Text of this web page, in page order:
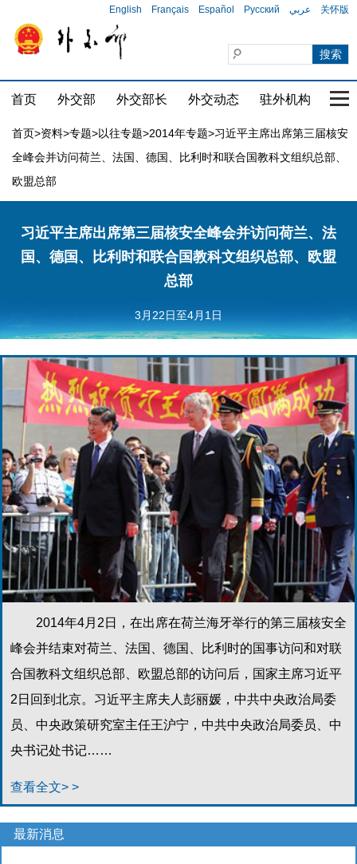
English Français Español Русский عربي 关怀版
首页 外交部 外交部长 外交动态 驻外机构 国
首页>资料>专题>以往专题>2014年专题>习近平主席出席第三届核安
全峰会并访问荷兰、法国、德国、比利时和联合国教科文组织总部、
欧盟总部
习近平主席出席第三届核安全峰会并访问荷兰、法
国、德国、比利时和联合国教科文组织总部、欧盟
总部
3月22日至4月1日
2014年4月2日，在出席在荷兰海牙举行的第三届核安全
峰会并结束对荷兰、法国、德国、比利时的国事访问和对联
合国教科文组织总部、欧盟总部的访问后，国家主席习近平
2日回到北京。习近平主席夫人彭丽媛，中共中央政治局委
员、中央政策研究室主任王沪宁，中共中央政治局委员、中
央书记处书记……
查看全文> >
最新消息